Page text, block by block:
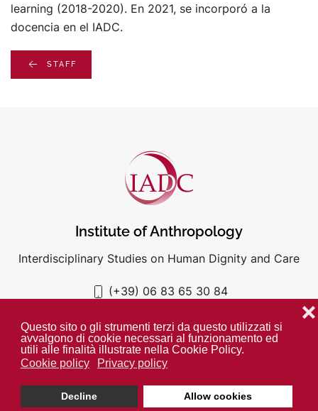
Questo sito o gli strumenti terzi da questo utilizzati si
avvalgono di cookie necessari al funzionamento ed
utili alle finalità illustrate nella Cookie Policy.
Cookie policy
Privacy policy
Decline Allow cookies
❌
learning (2018-2020). En 2021, se incorporó a la
docencia en el IADC.
STAFF
Institute of Anthropology
Interdisciplinary Studies on Human Dignity and Care
(+39) 06 83 65 30 84
Unless otherwise indicated all media is property of the IADC. ©